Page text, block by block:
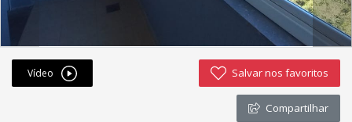
Simulador de financiamento
whatsapp
ANUCIE SEU IMOVEL CONOSCO
Vídeo Salvar nos favoritos
Compartilhar